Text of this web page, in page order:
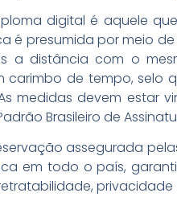
digital é aquele
é presumida por meio
a distância com o
de tempo,
medidas devem estar
Brasileiro de
assegurada
em todo o país,